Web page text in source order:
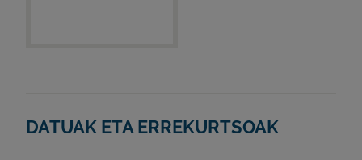
DATUAK ETA ERREKURTSOAK